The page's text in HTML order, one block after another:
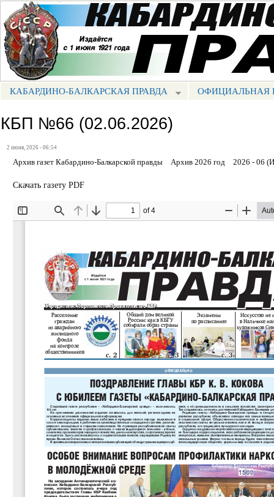
Портал СМИ КБР
МЕНЮ КБП
КАБАРДИНО-БАЛКАРСКАЯ ПРАВДА ОФИЦИАЛЬНАЯ
КБП №66 (02.06.2026)
2 июня, 2026 - 06:54
Архив газет Кабардино-Балкарской правды Архив 2026 год 2026 - 06
Скачать газету PDF